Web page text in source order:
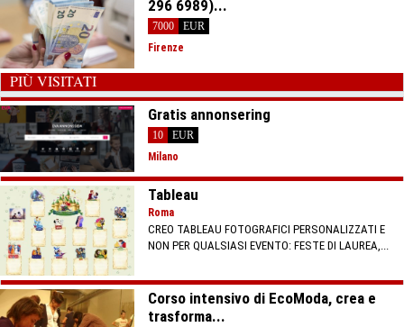
296 6989)...
7000
EUR
Firenze
PIÙ VISITATI
Gratis annonsering
10
EUR
Milano
Tableau
Roma
CREO TABLEAU FOTOGRAFICI PERSONALIZZATI E
NON PER QUALSIASI EVENTO: FESTE DI LAUREA,...
Corso intensivo di EcoModa, crea e
trasforma...